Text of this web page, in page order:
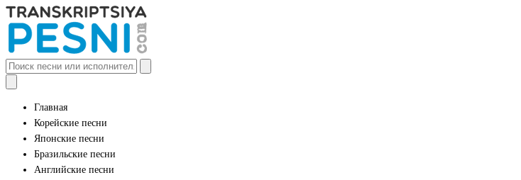
Главная
Корейские песни
Японские песни
Бразильские песни
Английские песни